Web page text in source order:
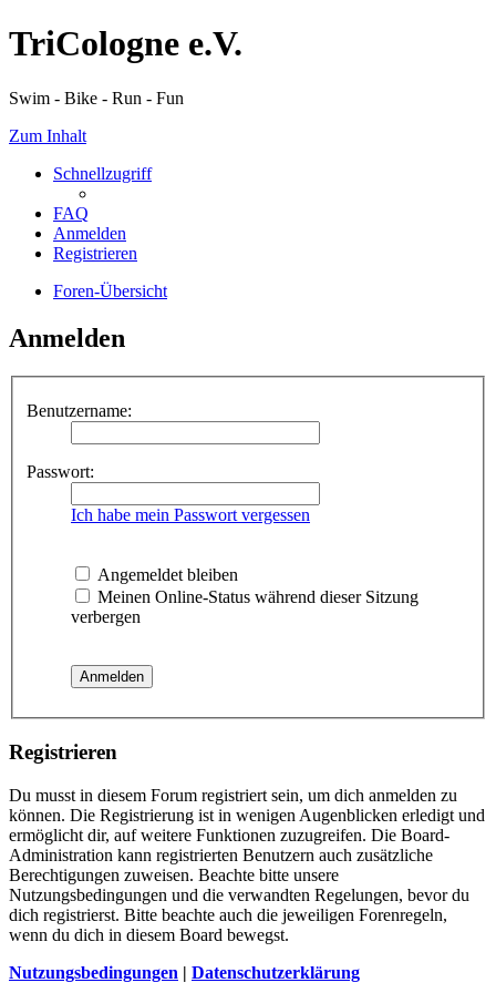
TriCologne e.V.
Swim - Bike - Run - Fun
Zum Inhalt
Schnellzugriff
FAQ
Anmelden
Registrieren
Foren-Übersicht
Anmelden
Benutzername:
Passwort:
Ich habe mein Passwort vergessen
Angemeldet bleiben
Meinen Online-Status während dieser Sitzung
verbergen
Registrieren
Du musst in diesem Forum registriert sein, um dich anmelden zu
können. Die Registrierung ist in wenigen Augenblicken erledigt und
ermöglicht dir, auf weitere Funktionen zuzugreifen. Die Board-
Administration kann registrierten Benutzern auch zusätzliche
Berechtigungen zuweisen. Beachte bitte unsere
Nutzungsbedingungen und die verwandten Regelungen, bevor du
dich registrierst. Bitte beachte auch die jeweiligen Forenregeln,
wenn du dich in diesem Board bewegst.
Nutzungsbedingungen | Datenschutzerklärung